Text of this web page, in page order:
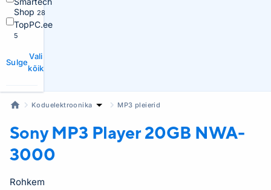
Shop 28
TopPC.ee
5
Sulge
Vali
kõik
Koduelektroonika MP3 pleierid
Sony MP3 Player 20GB NWA-
3000
Rohkem